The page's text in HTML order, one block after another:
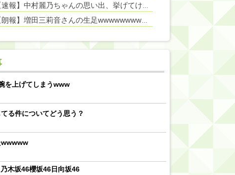
【速報】中村麗乃ちゃんの思い出、挙げてけwwwwwwwwwww
【朗報】増田三莉音さんの生足wwwwwwwwwwww
乃木坂46『オリコン上半期SG1位獲得!!』←もうこれ今が全盛期だろwwwwww
by livedoor 相互RSS
を上げてしまうwww
る件についてどう思う？
wwwww
木坂46櫻坂46日向坂46